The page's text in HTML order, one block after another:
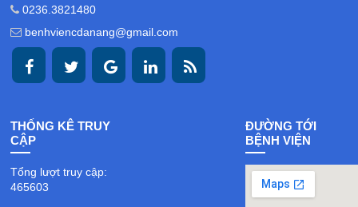
0236.3821480
benhviencdanang@gmail.com
THỐNG KÊ TRUY
CẬP
Tổng lượt truy cập:
465603
ĐƯỜNG TỚI
BỆNH VIỆN